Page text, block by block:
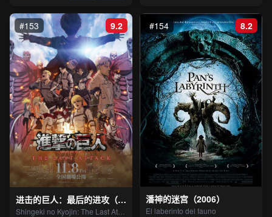
9.2
#153
进击的巨人：最后的进攻（2024）
8.2
#154
潘神的迷宫（2006）
El laberinto del fauno